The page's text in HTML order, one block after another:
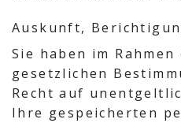
Auskunft,
Sie haben im
gesetzlichen
Recht auf
Ihre gespeicherten